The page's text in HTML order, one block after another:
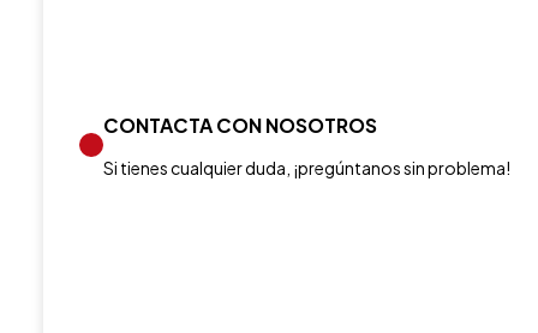
CONTACTA CON NOSOTROS
Si tienes cualquier duda, ¡pregúntanos sin problema!